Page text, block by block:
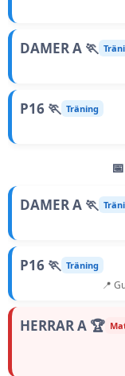
DAMER A 🏃
P16 🏃 Träning
DAMER A 🏃
P16 🏃 Träning
📍
HERRAR A 🏆